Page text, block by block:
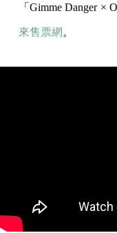
「Gimme Danger
來售票網 。